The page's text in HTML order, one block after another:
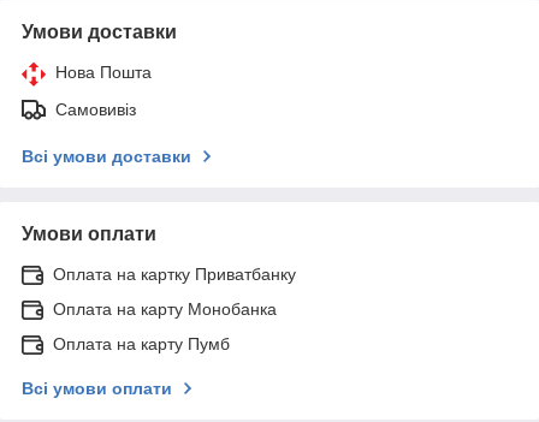
Умови доставки
Нова Пошта
Самовивіз
Всі умови доставки
Умови оплати
Оплата на картку Приватбанку
Оплата на карту Монобанка
Оплата на карту Пумб
Всі умови оплати